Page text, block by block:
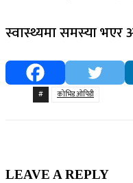
स्वास्थ्यमा समस्या भएर
# कोभिड ओपिडी
LEAVE A REPLY